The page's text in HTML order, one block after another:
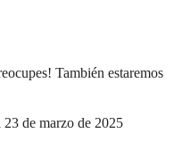
También estaremos
23 de marzo de 2025